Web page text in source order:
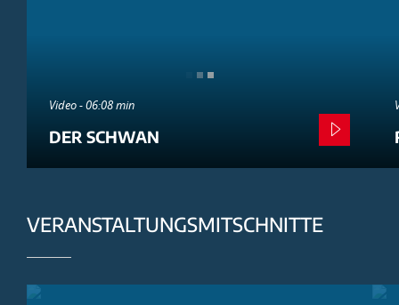
Video - 06:08 min
DER SCHWAN
VERANSTALTUNGSMITSCHNITTE